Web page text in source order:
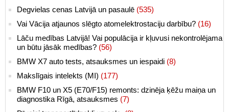
Degvielas cenas Latvijā un pasaulē (535)
Vai Vācija atjaunos slēgto atomelektrostaciju darbību? (16)
Lāču medības Latvijā! Vai populācija ir kļuvusi nekontrolējama
un būtu jāsāk medības? (56)
BMW X7 auto tests, atsauksmes un iespaidi (8)
Makslīgais intelekts (MI) (177)
BMW F10 un X5 (E70/F15) remonts: dzinēja ķēžu maiņa un
diagnostika Rīgā, atsauksmes (7)